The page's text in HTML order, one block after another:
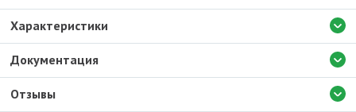
Характеристики
Документация
Отзывы